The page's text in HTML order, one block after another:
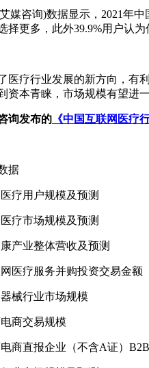
咨询)数据显示，2021年中
择更多，此外39.9%用户认
疗行业发展的新方向，有利
资本青睐，市场规模有望进一
询发布的 《中国互联网医疗
据
疗用户规模及预测
疗市场规模及预测
产业整体营收及预测
医疗服务并购投资交易金额
械行业市场规模
商交易规模
电商直报企业（不含A证）